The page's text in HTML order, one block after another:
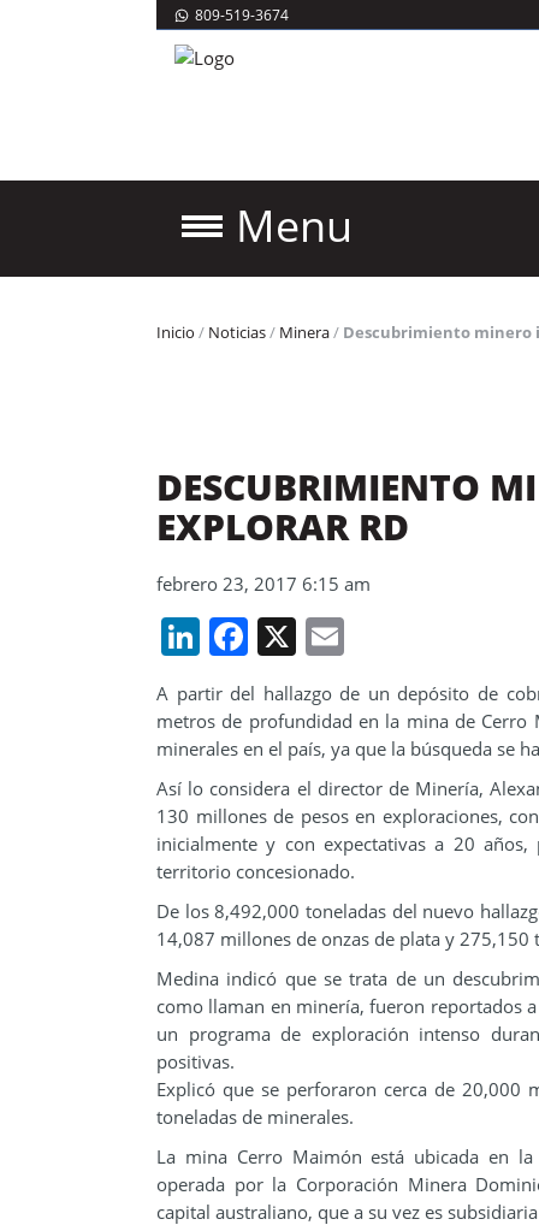
809-519-3674
Menu
Inicio / Noticias/ Minera/ Descubrimiento minero
DESCUBRIMIENTO
EXPLORAR RD
febrero 23, 2017 6:15 am
LinkedIn
Facebook
X
A partir del hallazgo de un depósito de
metros de profundidad en la mina de
minerales en el país, ya que la búsqueda se
Así lo considera el director de Minería,
130 millones de pesos en exploraciones,
inicialmente y con expectativas a 20
territorio concesionado.
De los 8,492,000 toneladas del nuevo
14,087 millones de onzas de plata y 275,150
Medina indicó que se trata de un
como llaman en minería, fueron reportados
un programa de exploración intenso
positivas.
Explicó que se perforaron cerca de
toneladas de minerales.
La mina Cerro Maimón está ubicada en
operada por la Corporación Minera
capital australiano, que a su vez es